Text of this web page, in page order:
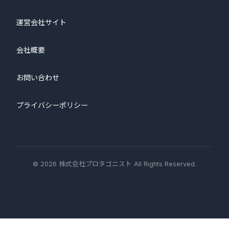
運営会社サイト
会社概要
お問い合わせ
プライバシーポリシー
© 2026 株式会社プロタゴニスト All Rights Reserved.